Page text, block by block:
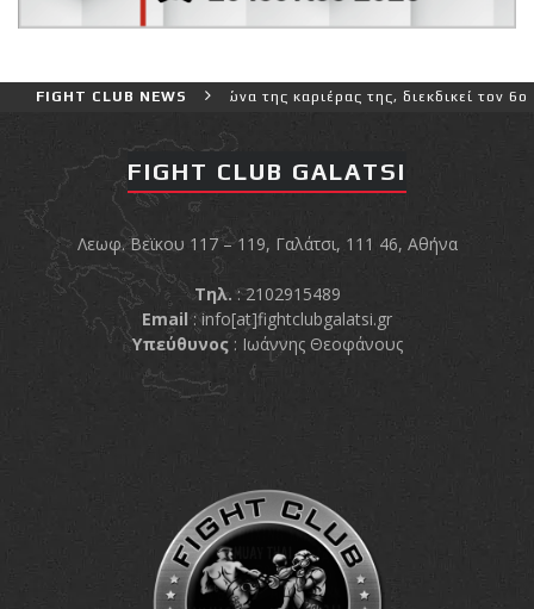
FIGHT CLUB NEWS
και πιο δύσκολο αγώνα της καριέρας της, διεκδικεί τον 6ο
FIGHT CLUB GALATSI
Λεωφ. Βεϊκου 117 – 119, Γαλάτσι, 111 46, Αθήνα
Τηλ. : 2102915489
Email :info[at]fightclubgalatsi.gr
Υπεύθυνος: Ιωάννης Θεοφάνους